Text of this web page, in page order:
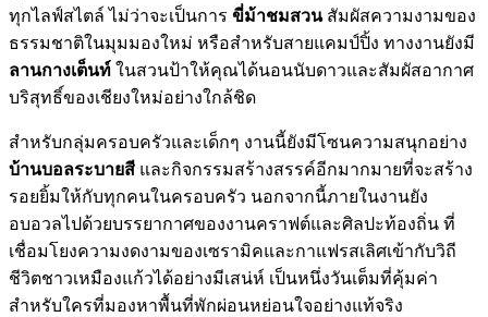
ทุกไลฟ์สไตล์ ไม่ว่าจะเป็นการ ขี่ม้าชมสวนสัมผัสความงามของ
ธรรมชาติในมุมมองใหม่ หรือสำหรับสายแคมป์ปิ้ง ทางงานยังมี
ลานกางเต็นท์ ในสวนป้าให้คุณได้นอนนับดาวและสัมผัสอากาศ
บริสุทธิ์ของเชียงใหม่อย่างใกล้ชิด
สำหรับกลุ่มครอบครัวและเด็กๆ งานนี้ยังมีโซนความสนุกอย่าง
บ้านบอลระบายสี และกิจกรรมสร้างสรรค์อีกมากมายที่จะสร้าง
รอยยิ้มให้กับทุกคนในครอบครัว นอกจากนี้ภายในงานยัง
อบอวลไปด้วยบรรยากาศของงานคราฟต์และศิลปะท้องถิ่น ที่
เชื่อมโยงความงดงามของเซรามิคและกาแฟรสเลิศเข้ากับวิถี
ชีวิตชาวเหมืองแก้วได้อย่างมีเสน่ห์ เป็นหนึ่งวันเต็มที่คุ้มค่า
สำหรับใครที่มองหาพื้นที่พักผ่อนหย่อนใจอย่างแท้จริง